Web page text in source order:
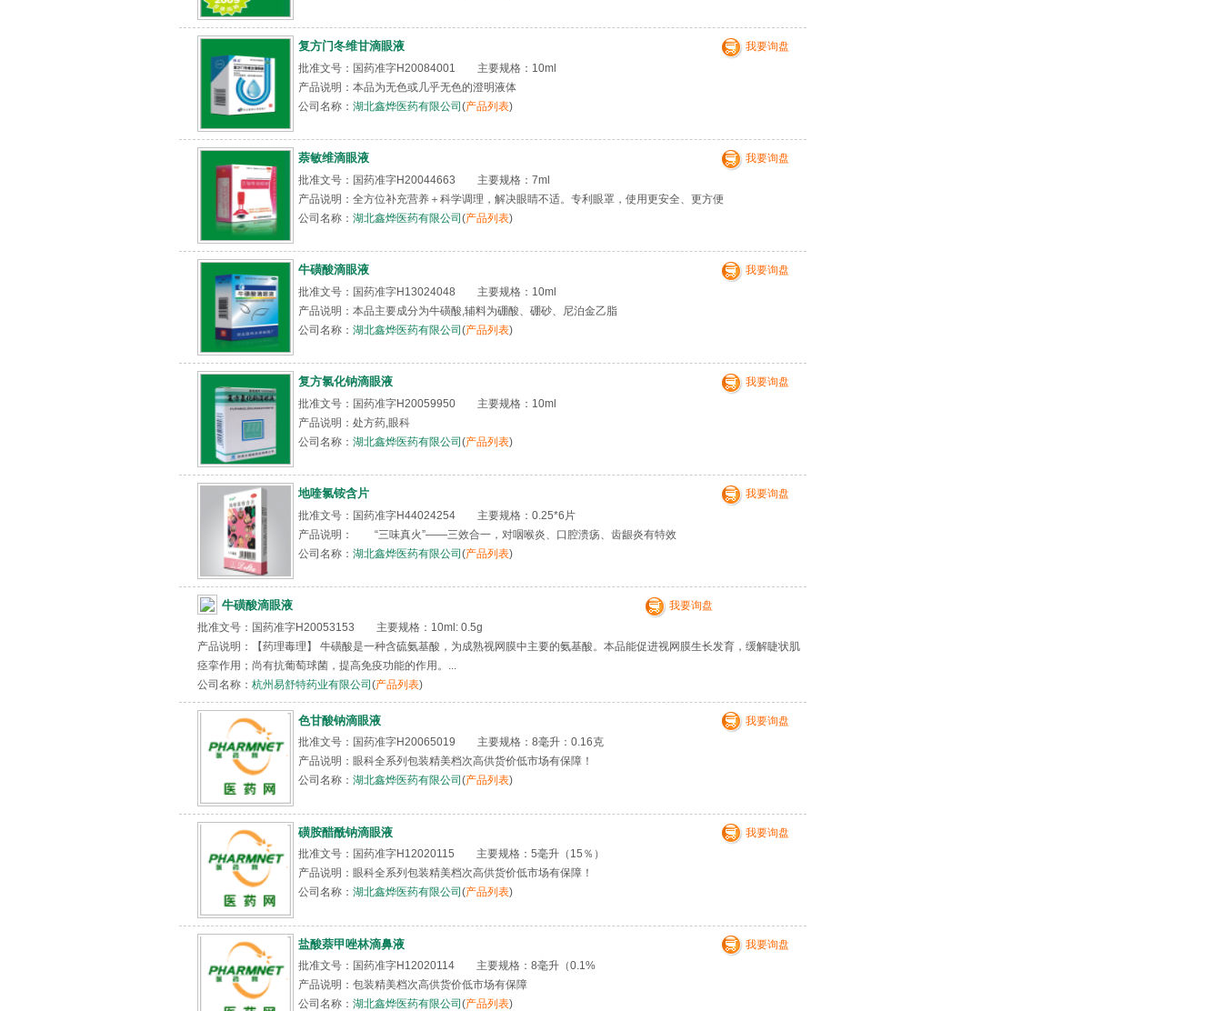
复方门冬维甘滴眼液
我要询盘
批准文号：国药准字H20084001 主要规格：10ml
产品说明：本品为无色或几乎无色的澄明液体
公司名称： 湖北鑫烨医药有限公司(产品列表)
萘敏维滴眼液
我要询盘
批准文号：国药准字H20044663 主要规格：7ml
产品说明：全方位补充营养＋科学调理，解决眼睛不适。专利眼罩，使用更安全、更方便
公司名称： 湖北鑫烨医药有限公司(产品列表)
牛磺酸滴眼液
我要询盘
批准文号：国药准字H13024048 主要规格：10ml
产品说明：本品主要成分为牛磺酸,辅料为硼酸、硼砂、尼泊金乙脂
公司名称： 湖北鑫烨医药有限公司(产品列表)
复方氯化钠滴眼液
我要询盘
批准文号：国药准字H20059950 主要规格：10ml
产品说明：处方药,眼科
公司名称： 湖北鑫烨医药有限公司(产品列表)
地喹氯铵含片
我要询盘
批准文号：国药准字H44024254 主要规格：0.25*6片
产品说明： “三味真火”——三效合一，对咽喉炎、口腔溃疡、齿龈炎有特效
公司名称： 湖北鑫烨医药有限公司(产品列表)
牛磺酸滴眼液
我要询盘
批准文号：国药准字H20053153 主要规格：10ml: 0.5g
产品说明：【药理毒理】 牛磺酸是一种含硫氨基酸，为成熟视网膜中主要的氨基酸。本品能促进视网膜生长发育，缓解睫状肌
痉挛作用；尚有抗葡萄球菌，提高免疫功能的作用。...
公司名称： 杭州易舒特药业有限公司(产品列表)
色甘酸钠滴眼液
我要询盘
批准文号：国药准字H20065019 主要规格：8毫升：0.16克
产品说明：眼科全系列包装精美档次高供货价低市场有保障！
公司名称： 湖北鑫烨医药有限公司(产品列表)
磺胺醋酰钠滴眼液
我要询盘
批准文号：国药准字H12020115 主要规格：5毫升（15％）
产品说明：眼科全系列包装精美档次高供货价低市场有保障！
公司名称： 湖北鑫烨医药有限公司(产品列表)
盐酸萘甲唑林滴鼻液
我要询盘
批准文号：国药准字H12020114 主要规格：8毫升（0.1%
产品说明：包装精美档次高供货价低市场有保障
公司名称： 湖北鑫烨医药有限公司(产品列表)